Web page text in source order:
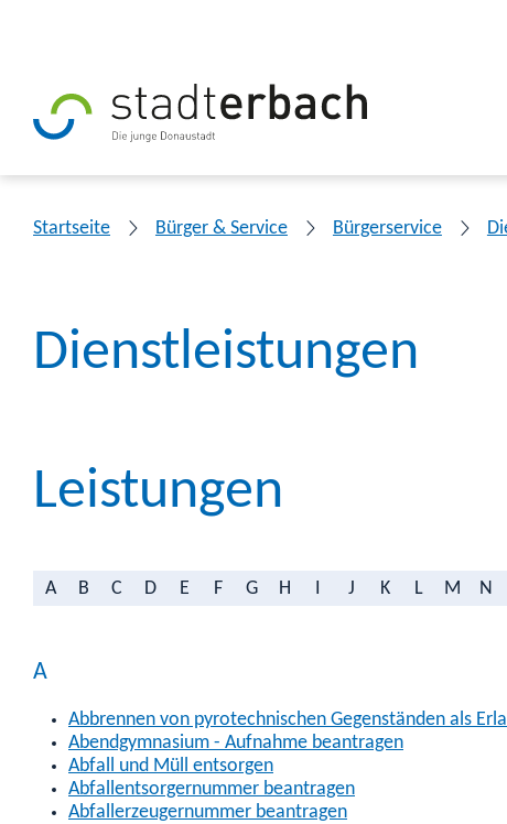
Startseite Bürger & Service Bürgerservice
Dienstleistungen
Leistungen
A B C D E F G H J K L M N
A
Abbrennen von pyrotechnischen Gegenständen als
Abendgymnasium - Aufnahme beantragen
Abfall und Müll entsorgen
Abfallentsorgernummer beantragen
Abfallerzeugernummer beantragen